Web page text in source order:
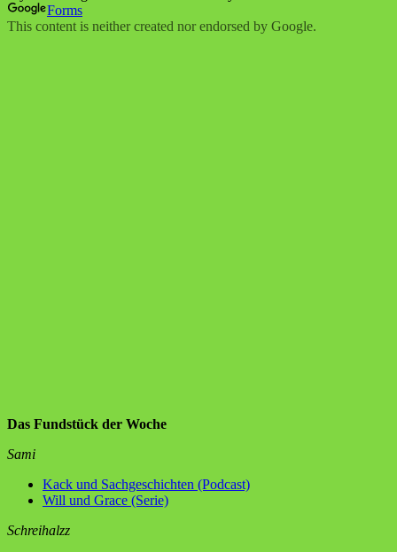
Das Fundstück der Woche
Sami
Kack und Sachgeschichten (Podcast)
Will und Grace (Serie)
Schreihalzz